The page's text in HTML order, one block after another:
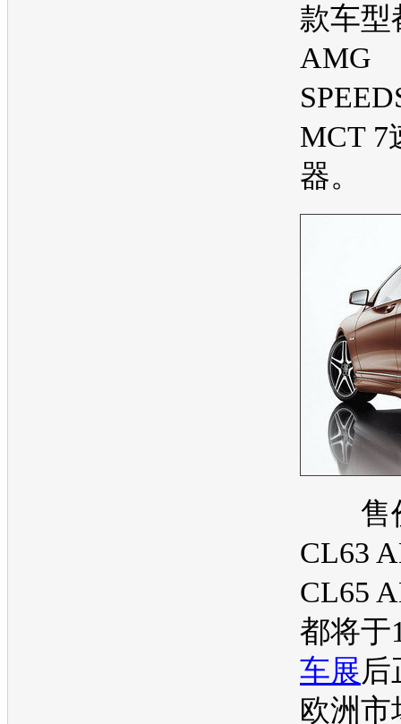
款车型
AMG
MCT 7
器。
售
CL63
CL65
都将于
车展后
欧洲市